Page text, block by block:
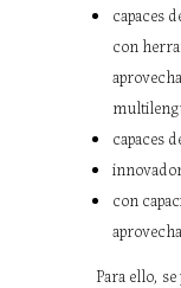
capaces
con
capaces
con
Para ello,